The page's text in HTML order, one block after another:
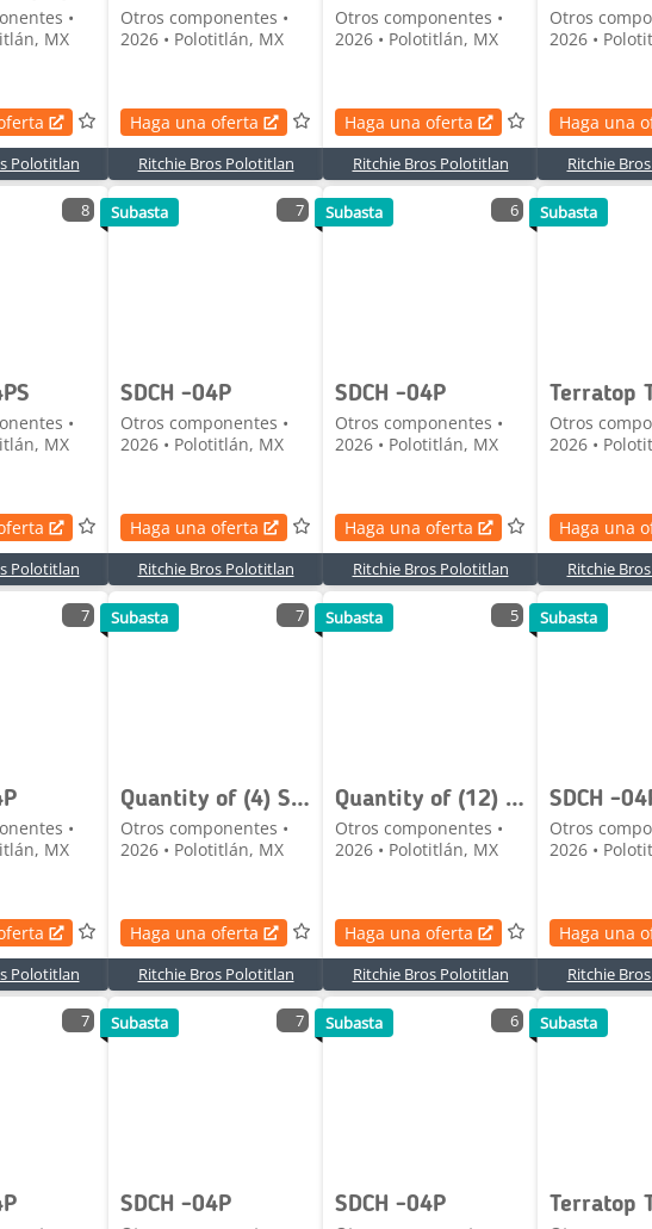
•
MX
Polotitlan
Otros componentes •
2026 • Polotitlán, MX
Haga una oferta
Ritchie Bros Polotitlan
Otros componentes •
2026 • Polotitlán, MX
Haga una oferta
Ritchie Bros Polotitlan
Otros
2026 •
Haga una
Ritchie
8
•
MX
Polotitlan
7
SDCH -04P
Otros componentes •
2026 • Polotitlán, MX
Haga una oferta
Ritchie Bros Polotitlan
Subasta 6
SDCH -04P
Otros componentes •
2026 • Polotitlán, MX
Haga una oferta
Ritchie Bros Polotitlan
Subasta
Otros
2026 •
Haga una
Ritchie
Subasta
7
•
MX
Polotitlan
7
Quantity of (4) SDCH SDCH-10FA Excavator Filter a
Otros componentes •
2026 • Polotitlán, MX
Haga una oferta
Ritchie Bros Polotitlan
Subasta 5
Quantity of (12) SDCH SDCH-08OF Excavator Oil Fil
Otros componentes •
2026 • Polotitlán, MX
Haga una oferta
Ritchie Bros Polotitlan
Subasta
SDCH -
Otros
2026 •
Haga una
Ritchie
Subasta
7 7
SDCH -04P
Subasta 6
SDCH -04P
Subasta Subasta